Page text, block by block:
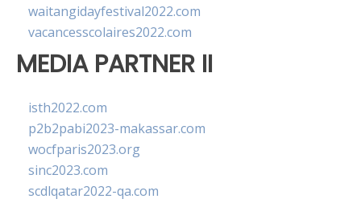
waitangidayfestival2022.com
vacancesscolaires2022.com
MEDIA PARTNER II
isth2022.com
p2b2pabi2023-makassar.com
wocfparis2023.org
sinc2023.com
scdlqatar2022-qa.com